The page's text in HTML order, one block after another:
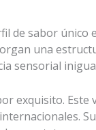
de sabor único
una
sensorial
exquisito.